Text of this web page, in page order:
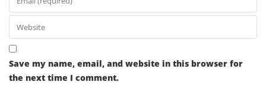
Save my name, email, and website in this browser for
the next time I comment.